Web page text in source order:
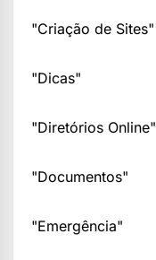
"Criação de Sites"
"Dicas"
"Diretórios Online"
"Documentos"
"Emergência"